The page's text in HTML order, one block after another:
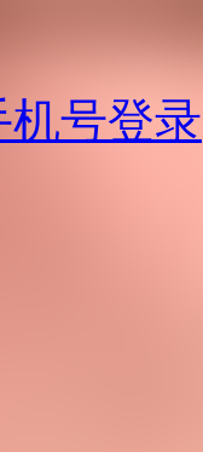
机号登录